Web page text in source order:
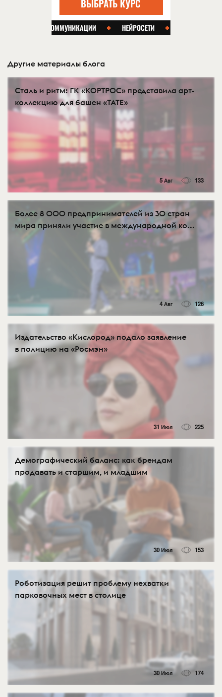
Другие материалы блога
Сталь и ритм: ГК «КОРТРОС» представила арт-
коллекцию для башен «TATE»
5 Авг 133
Более 8 000 предпринимателей из 30 стран
мира приняли участие в международной ко...
4 Авг 126
Издательство «Кислород» подало заявление
в полицию на «Росмэн»
31 Июл 225
Демографический баланс: как брендам
продавать и старшим, и младшим
30 Июл 153
Роботизация решит проблему нехватки
парковочных мест в столице
30 Июл 174